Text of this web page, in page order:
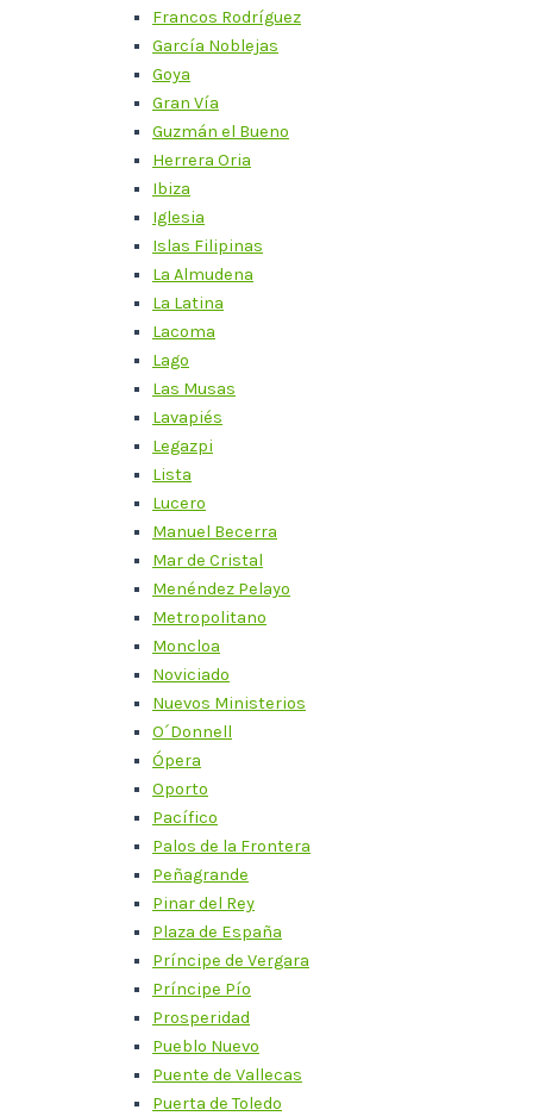
Francos Rodríguez
García Noblejas
Goya
Gran Vía
Guzmán el Bueno
Herrera Oria
Ibiza
Iglesia
Islas Filipinas
La Almudena
La Latina
Lacoma
Lago
Las Musas
Lavapiés
Legazpi
Lista
Lucero
Manuel Becerra
Mar de Cristal
Menéndez Pelayo
Metropolitano
Moncloa
Noviciado
Nuevos Ministerios
O´Donnell
Ópera
Oporto
Pacífico
Palos de la Frontera
Peñagrande
Pinar del Rey
Plaza de España
Príncipe de Vergara
Príncipe Pío
Prosperidad
Pueblo Nuevo
Puente de Vallecas
Puerta de Toledo